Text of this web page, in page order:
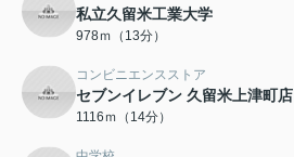
私立久留米工業大学
978ｍ（13分）
コンビニエンスストア
セブンイレブン 久留米上津町店
1116ｍ（14分）